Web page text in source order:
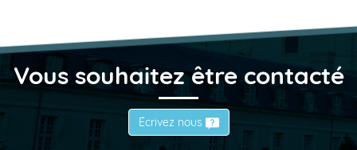
Vous souhaitez être contacté
Écrivez nous